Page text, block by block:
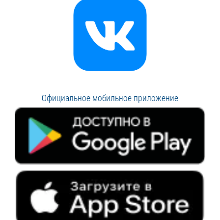
Официальное мобильное приложение